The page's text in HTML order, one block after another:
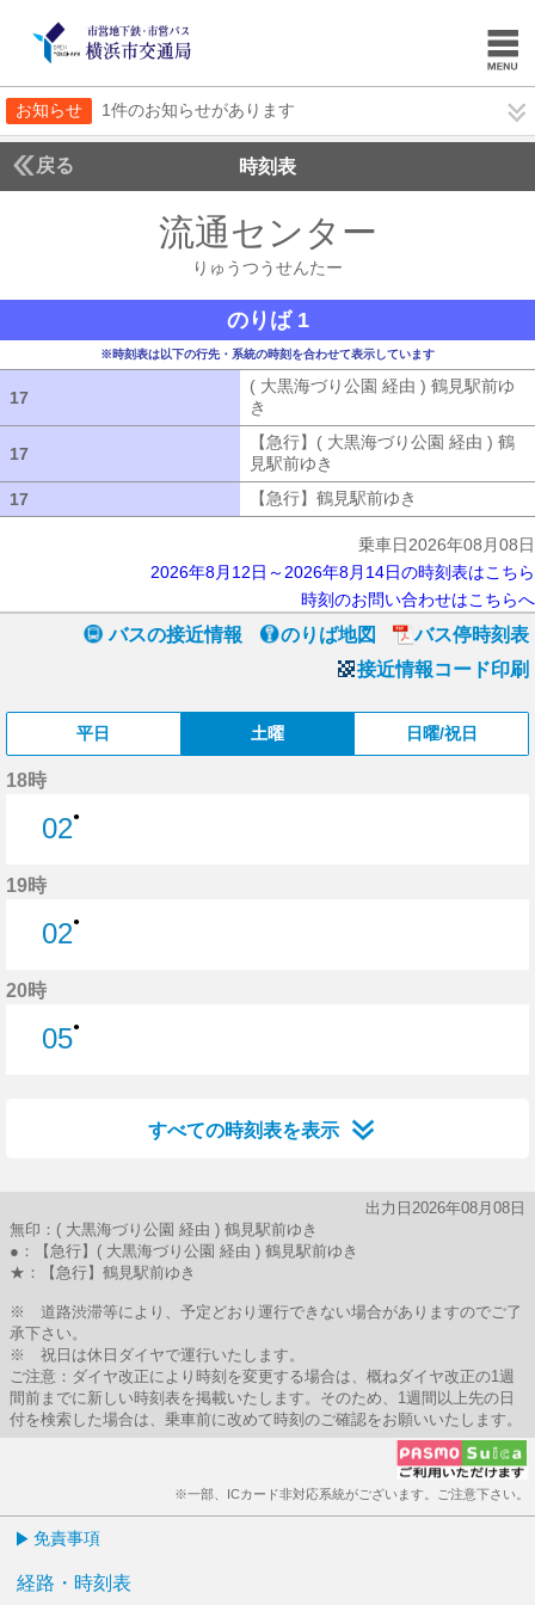
お知らせ 1件のお知らせがあります
戻る 時刻表
流通センター
りゅうつうせんたー
のりば 1
※時刻表は以下の行先・系統の時刻を合わせて表示しています
17
( 大黒海づり公園 経由 ) 鶴見駅前ゆ
き
17
【急行】( 大黒海づり公園 経由 ) 鶴
見駅前ゆき
17
【急行】鶴見駅前ゆき
乗車日2026年08月08日
2026年8月12日～2026年8月14日の時刻表はこちら
時刻のお問い合わせはこちらへ
バスの接近情報 のりば地図
バス停時刻表
接近情報コード印刷
平日 土曜 日曜/祝日
18時
02●
19時
02●
20時
05●
すべての時刻表を表示
出力日2026年08月08日
無印：( 大黒海づり公園 経由 ) 鶴見駅前ゆき
●：【急行】( 大黒海づり公園 経由 ) 鶴見駅前ゆき
★：【急行】鶴見駅前ゆき
※ 道路渋滞等により、予定どおり運行できない場合がありますのでご了
承下さい。
※ 祝日は休日ダイヤで運行いたします。
ご注意：ダイヤ改正により時刻を変更する場合は、概ねダイヤ改正の1週
間前までに新しい時刻表を掲載いたします。そのため、1週間以上先の日
付を検索した場合は、乗車前に改めて時刻のご確認をお願いいたします。
※一部、ICカード非対応系統がございます。ご注意下さい。
免責事項
経路・時刻表